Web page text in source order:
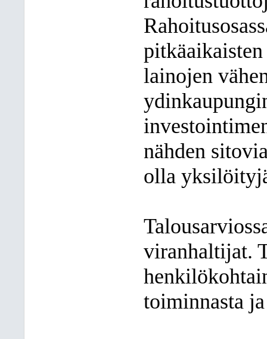
lainojen
nähden
olla
viranhaltijat.
toiminnasta